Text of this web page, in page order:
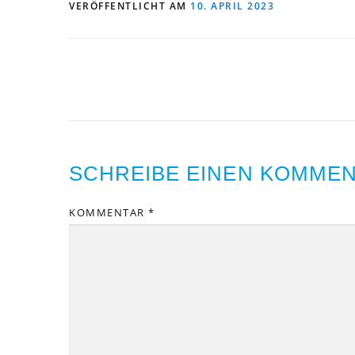
VERÖFFENTLICHT AM 10. APRIL 2023
SCHREIBE EINEN
KOMMENTAR *